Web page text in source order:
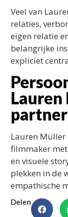
Veel van
relaties,
eigen relatie
belangrijke
expliciet
partner
Lauren Müller
filmmaker
en visuele
plekken in de
empathische
Delen